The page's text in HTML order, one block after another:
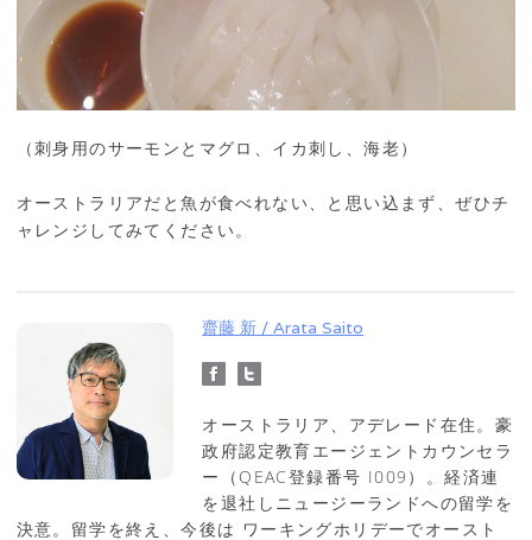
（刺身用のサーモンとマグロ、イカ刺し、海老）
オーストラリアだと魚が食べれない、と思い込まず、ぜひチ
ャレンジしてみてください。
齋藤 新 / Arata Saito
オーストラリア、アデレード在住。豪
政府認定教育エージェントカウンセラ
ー（QEAC登録番号 I009）。経済連
を退社しニュージーランドへの留学を
決意。留学を終え、今後は ワーキングホリデーでオースト